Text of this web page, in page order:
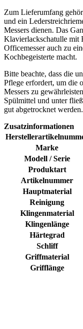
Zum Lieferumfang
und ein
Messers dienen. Das
Klavierlackschatulle mit
Officemesser auch zu
Kochbegeisterte macht.
Bitte beachte, dass die
Pflege erfordert, um die
Messers zu
Spülmittel und unter
gut abgetrocknet werden.
Zusatzinformationen
Marke
Modell / Serie
Produktart
Artikelnummer
Hauptmaterial
Reinigung
Klingenmaterial
Klingenlänge
Härtegrad
Schliff
Griffmaterial
Grifflänge